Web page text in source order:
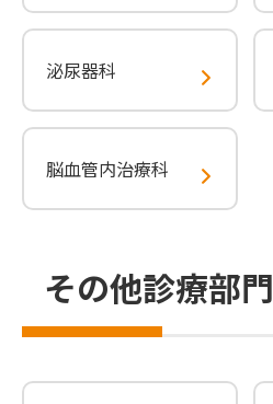
泌尿器科
脳血管内治療科
その他診療部門